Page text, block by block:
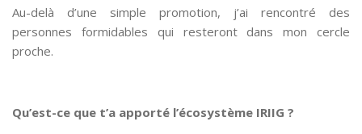
Au-delà d’une simple promotion, j’ai rencontré des
personnes formidables qui resteront dans mon cercle
proche.
Qu’est-ce que t’a apporté l’écosystème IRIIG ?